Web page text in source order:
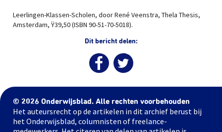
Leerlingen-Klassen-Scholen, door René Veenstra, Thela Thesis,
Amsterdam, Ÿ39,50 (ISBN 90-51-70-5018).
Dit bericht delen:
© 2026 Onderwijsblad. Alle rechten voorbehouden
Het auteursrecht op de artikelen in dit archief berust bij
het Onderwijsblad, columnisten of freelance-